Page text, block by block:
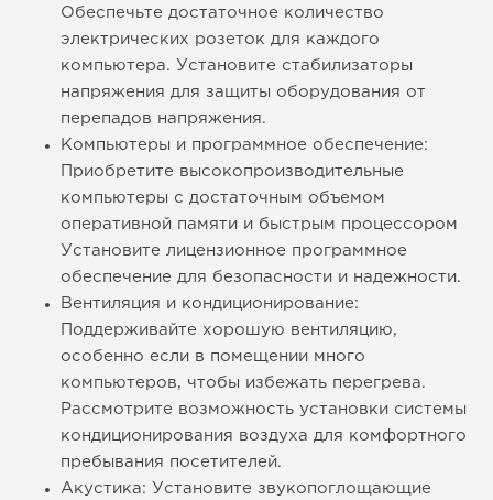
Обеспечьте достаточное количество
электрических розеток для каждого
компьютера. Установите стабилизаторы
напряжения для защиты оборудования от
перепадов напряжения.
Компьютеры и программное обеспечение:
Приобретите высокопроизводительные
компьютеры с достаточным объемом
оперативной памяти и быстрым процессором
Установите лицензионное программное
обеспечение для безопасности и надежности.
Вентиляция и кондиционирование:
Поддерживайте хорошую вентиляцию,
особенно если в помещении много
компьютеров, чтобы избежать перегрева.
Рассмотрите возможность установки системы
кондиционирования воздуха для комфортного
пребывания посетителей.
Акустика: Установите звукопоглощающие